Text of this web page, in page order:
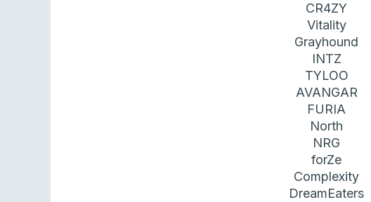
CR4ZY
Vitality
Grayhound
INTZ
TYLOO
AVANGAR
FURIA
North
NRG
forZe
Complexity
DreamEaters